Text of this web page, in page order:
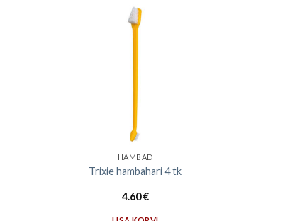
HAMBAD
Trixie hambahari 4 tk
4.60€